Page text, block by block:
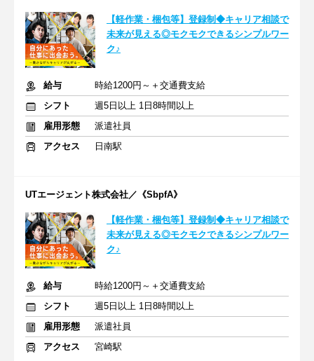
【軽作業・梱包等】登録制◆キャリア相談で
未来が見える◎モクモクできるシンプルワー
ク♪
給与
時給1200円～＋交通費支給
シフト
週5日以上 1日8時間以上
雇用形態
派遣社員
アクセス
日南駅
UTエージェント株式会社／《SbpfA》
【軽作業・梱包等】登録制◆キャリア相談で
未来が見える◎モクモクできるシンプルワー
ク♪
給与
時給1200円～＋交通費支給
シフト
週5日以上 1日8時間以上
雇用形態
派遣社員
アクセス
宮崎駅